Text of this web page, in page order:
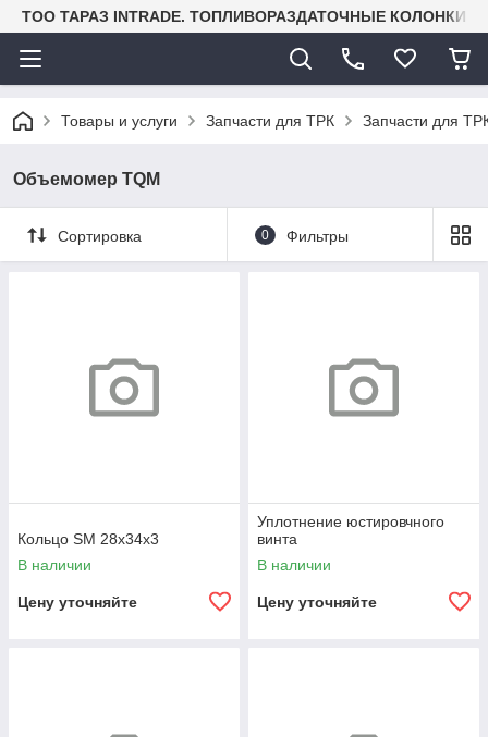
TOO ТАРАЗ INTRADE. ТОПЛИВОРАЗДАТОЧНЫЕ КОЛОНКИ
Товары и услуги Запчасти для ТРК Запчасти для
Объемомер TQM
Сортировка 0 Фильтры
Кольцо SM 28х34х3
В наличии
Цену уточняйте
Уплотнение юстировчного
винта
В наличии
Цену уточняйте